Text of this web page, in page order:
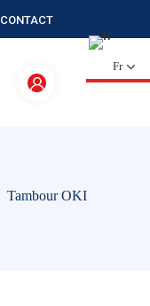
CONTACT
Fr
Tambour OKI